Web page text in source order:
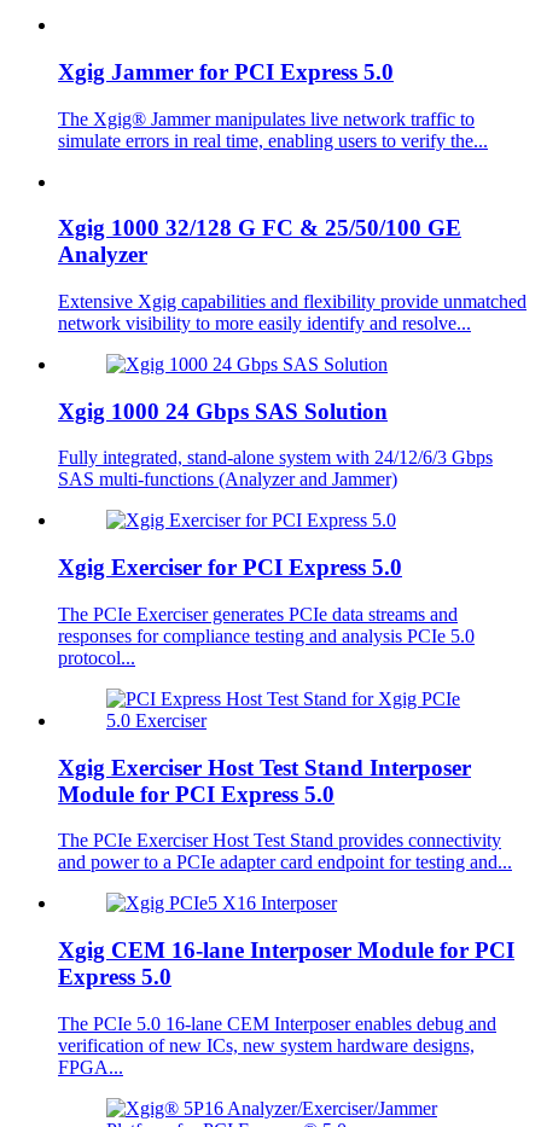
Xgig Jammer for PCI Express 5.0
The Xgig® Jammer manipulates live network traffic to
simulate errors in real time, enabling users to verify the...
Xgig 1000 32/128 G FC & 25/50/100 GE
Analyzer
Extensive Xgig capabilities and flexibility provide unmatched
network visibility to more easily identify and resolve...
Xgig 1000 24 Gbps SAS Solution
Fully integrated, stand-alone system with 24/12/6/3 Gbps
SAS multi-functions (Analyzer and Jammer)
Xgig Exerciser for PCI Express 5.0
The PCIe Exerciser generates PCIe data streams and
responses for compliance testing and analysis PCIe 5.0
protocol...
Xgig Exerciser Host Test Stand Interposer
Module for PCI Express 5.0
The PCIe Exerciser Host Test Stand provides connectivity
and power to a PCIe adapter card endpoint for testing and...
Xgig CEM 16-lane Interposer Module for PCI
Express 5.0
The PCIe 5.0 16-lane CEM Interposer enables debug and
verification of new ICs, new system hardware designs,
FPGA...